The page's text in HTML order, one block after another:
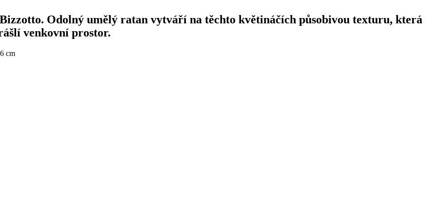
Odolný umělý ratan vytváří na těchto květináčích působivou texturu, která
venkovní prostor.
cm